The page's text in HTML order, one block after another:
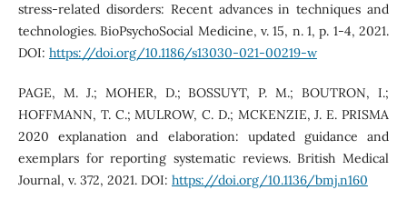
stress-related disorders: Recent advances in techniques and
technologies. BioPsychoSocial Medicine, v. 15, n. 1, p. 1-4, 2021.
DOI: https://doi.org/10.1186/s13030-021-00219-w
PAGE, M. J.; MOHER, D.; BOSSUYT, P. M.; BOUTRON, I.;
HOFFMANN, T. C.; MULROW, C. D.; MCKENZIE, J. E. PRISMA
2020 explanation and elaboration: updated guidance and
exemplars for reporting systematic reviews. British Medical
Journal, v. 372, 2021. DOI: https://doi.org/10.1136/bmj.n160